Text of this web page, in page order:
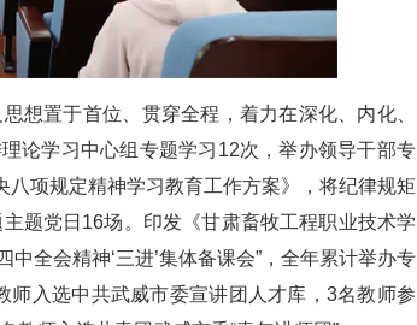
想置于首位、贯穿全程，着力在深化、内化、
论学习中心组专题学习12次，举办领导干部专
八项规定精神学习教育工作方案》，将纪律规矩
题党日16场。印发《甘肃畜牧工程职业技术学
全会精神‘三进’集体备课会”，全年累计举办专
入选中共武威市委宣讲团人才库，3名教师参